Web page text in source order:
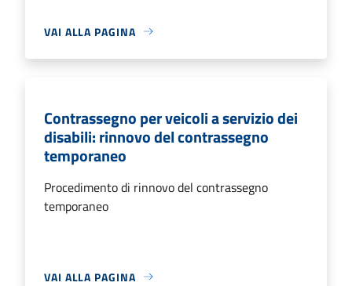
VAI ALLA PAGINA
Contrassegno per veicoli a servizio dei
disabili: rinnovo del contrassegno
temporaneo
Procedimento di rinnovo del contrassegno
temporaneo
VAI ALLA PAGINA